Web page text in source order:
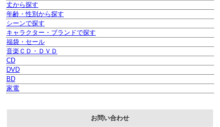
丈から探す
年齢・性別から探す
シーンで探す
キャラクター・ブランドで探す
福袋・セール
音楽ＣＤ・ＤＶＤ
CD
DVD
BD
家電
お問い合わせ